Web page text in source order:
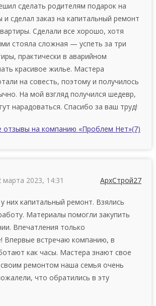
сделать родителям подарок на
сделал заказ на капитальный ремонт
Сделали все хорошо, хотя
стояла сложная — успеть за три
практически в аварийном
красивое жилье. Мастера
на совесть, поэтому и получилось
На мой взгляд получился шедевр,
нарадоваться. Спасибо за ваш труд!
отзывы на компанию «Проблем Нет»(7)
марта 2023, 14:31 АрхСтрой27
них капитальный ремонт. Взялись
Материалы помогли закупить
Впечатления только
Впервые встречаю компанию, в
как часы. Мастера знают свое
ремонтом наша семья очень
что обратились в эту